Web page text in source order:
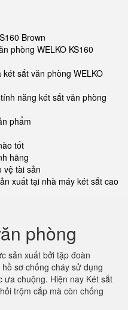
Brown
phòng WELKO KS160
sắt văn phòng WELKO
năng két sắt văn phòng
phẩm
tốt
hãng
vệ tài sản
xuất tại nhà máy két sắt cao
phòng
sản xuất bởi tập đoàn
sơ chống cháy sử dụng
chuộng. Hiện nay Két sắt
trộm cắp mà còn chống